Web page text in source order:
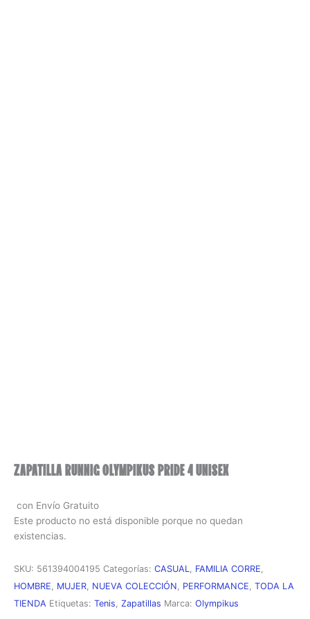
ZAPATILLA RUNNIG OLYMPIKUS PRIDE 4 UNISEX
con Envío Gratuito
Este producto no está disponible porque no quedan
existencias.
SKU: 561394004195 Categorías: CASUAL FAMILIA CORRE
HOMBRE
MUJER NUEVA COLECCIÓN PERFORMANCE TODA LA
TIENDA Etiquetas: Tenis Zapatillas Marca: Olympikus